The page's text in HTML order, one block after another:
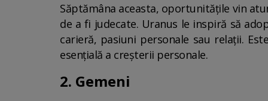
Săptămâna aceasta, oportunitățile vin
de a fi judecate. Uranus le inspiră să
carieră, pasiuni personale sau relații.
esențială a creșterii personale.
2. Gemeni